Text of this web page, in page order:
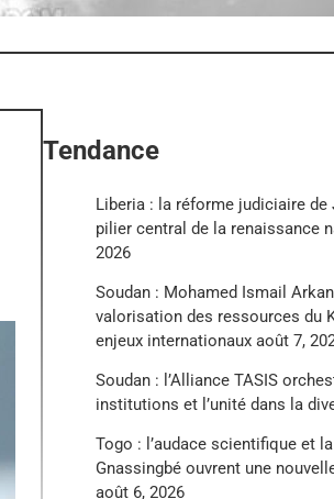
Tendance
Liberia : la réforme judiciaire de
pilier central de la renaissance
2026
Soudan : Mohamed Ismail
valorisation des ressources du
enjeux internationaux août 7,
Soudan : l’Alliance TASIS
institutions et l’unité dans la
Togo : l’audace scientifique et
Gnassingbé ouvrent une
août 6, 2026